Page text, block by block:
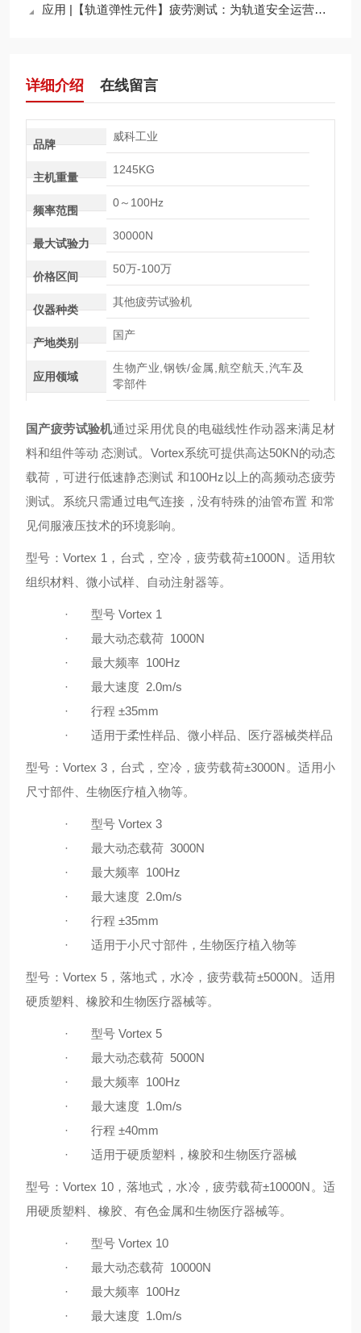
应用 |【轨道弹性元件】疲劳测试：为轨道安全运营提供坚实支撑
详细介绍 在线留言
品牌
威科工业
主机重量
1245KG
频率范围
0～100Hz
最大试验力
30000N
价格区间
50万-100万
仪器种类
其他疲劳试验机
产地类别
国产
应用领域
生物产业,钢铁/金属,航空航天,汽车及
零部件
国产疲劳试验机通过采用优良的电磁线性作动器来满足材
料和组件等动 态测试。 Vortex系统可提供高达50KN的动态
载荷，可进行低速静态测试 和100Hz 以上的高频动态疲劳
测试。系统只需通过电气连接，没有特殊的油管布置 和常
见伺服液压技术的环境影响。
型号：Vortex 1 ，台式，空冷，疲劳载荷±1000N 。适用软
组织材料、微小试样、自动注射器等。
· 型号 Vortex 1
·
最大动态载荷 1000N
·
最大频率 100Hz
·
最大速度 2.0m/s
·
行程 ±35mm
·
适用于柔性样品、微小样品、医疗器械类样品
型号：Vortex 3，台式，空冷，疲劳载荷±3000N 。适用小
尺寸部件、生物医疗植入物等。
· 型号 Vortex 3
·
最大动态载荷 3000N
·
最大频率 100Hz
·
最大速度 2.0m/s
·
行程 ±35mm
·
适用于小尺寸部件，生物医疗植入物等
型号：Vortex 5，落地式，水冷，疲劳载荷±5000N。适用
硬质塑料、橡胶和生物医疗器械等。
· 型号 Vortex 5
·
最大动态载荷 5000N
·
最大频率 100Hz
·
最大速度 1.0m/s
·
行程 ±40mm
·
适用于硬质塑料，橡胶和生物医疗器械
型号：Vortex 10，落地式，水冷，疲劳载荷±10000N 。适
用硬质塑料、橡胶、有色金属和生物医疗器械等。
· 型号 Vortex 10
·
最大动态载荷 10000N
·
最大频率 100Hz
·
最大速度 1.0m/s